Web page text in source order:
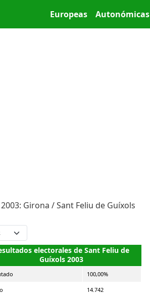
Main menu
Europeas Autonómicas
Girona / Sant Feliu de Guíxols
electorales de Sant Feliu de
Guíxols 2003
100,00%
14.742